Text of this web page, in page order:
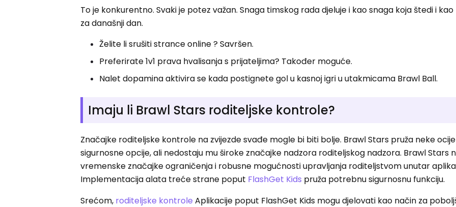
To je konkurentno. Svaki je potez važan. Snaga timskog rada djeluje i kao snaga koja štedi i
za današnji dan.
Želite li srušiti strance online ? Savršen.
Preferirate 1v1 prava hvalisanja s prijateljima? Također moguće.
Nalet dopamina aktivira se kada postignete gol u kasnoj igri u utakmicama Brawl Ball.
Imaju li Brawl Stars roditeljske kontrole?
Značajke roditeljske kontrole na zvijezde svađe mogle bi biti bolje. Brawl Stars pruža neke
sigurnosne opcije, ali nedostaju mu široke značajke nadzora roditeljskog nadzora. Brawl Stars
vremenske značajke ograničenja i robusne mogućnosti upravljanja roditeljstvom unutar
Implementacija alata treće strane poput FlashGet Kids pruža potrebnu sigurnosnu funkciju.
Srećom, roditeljske kontrole Aplikacije poput FlashGet Kids mogu djelovati kao način za